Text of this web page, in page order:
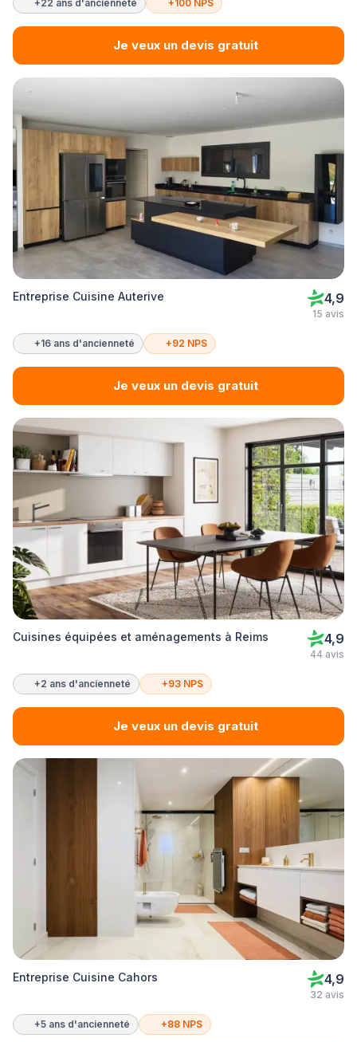
+22 ans d'ancienneté +100 NPS
Je veux un devis gratuit
Entreprise Cuisine Auterive 4,9
15 avis
+16 ans d'ancienneté +92 NPS
Je veux un devis gratuit
Cuisines équipées et aménagements à Reims 4,9
44 avis
+2 ans d'ancienneté +93 NPS
Je veux un devis gratuit
Entreprise Cuisine Cahors 4,9
32 avis
+5 ans d'ancienneté +88 NPS